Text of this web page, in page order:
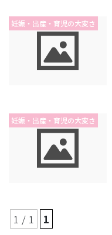
妊娠・出産・育児の大変さ
妊娠・出産・育児の大変さ
1 / 1 1